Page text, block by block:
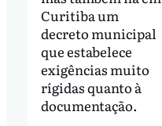
Curitiba um
decreto municipal
que estabelece
exigências muito
rígidas quanto à
documentação.